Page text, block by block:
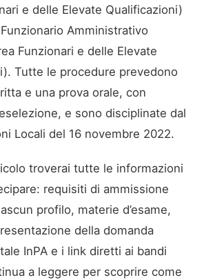
e delle Elevate Qualificazioni)
Amministrativo
Funzionari e delle Elevate
Tutte le procedure prevedono
e una prova orale, con
e sono disciplinate dal
Locali del 16 novembre 2022.
troverai tutte le informazioni
requisiti di ammissione
profilo, materie d’esame,
della domanda
InPA e i link diretti ai bandi
a leggere per scoprire come